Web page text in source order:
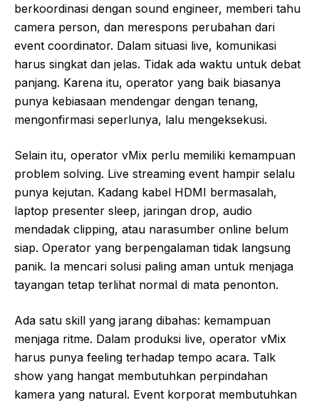
berkoordinasi dengan sound engineer, memberi tahu
camera person, dan merespons perubahan dari
event coordinator. Dalam situasi live, komunikasi
harus singkat dan jelas. Tidak ada waktu untuk debat
panjang. Karena itu, operator yang baik biasanya
punya kebiasaan mendengar dengan tenang,
mengonfirmasi seperlunya, lalu mengeksekusi.
Selain itu, operator vMix perlu memiliki kemampuan
problem solving. Live streaming event hampir selalu
punya kejutan. Kadang kabel HDMI bermasalah,
laptop presenter sleep, jaringan drop, audio
mendadak clipping, atau narasumber online belum
siap. Operator yang berpengalaman tidak langsung
panik. Ia mencari solusi paling aman untuk menjaga
tayangan tetap terlihat normal di mata penonton.
Ada satu skill yang jarang dibahas: kemampuan
menjaga ritme. Dalam produksi live, operator vMix
harus punya feeling terhadap tempo acara. Talk
show yang hangat membutuhkan perpindahan
kamera yang natural. Event korporat membutuhkan